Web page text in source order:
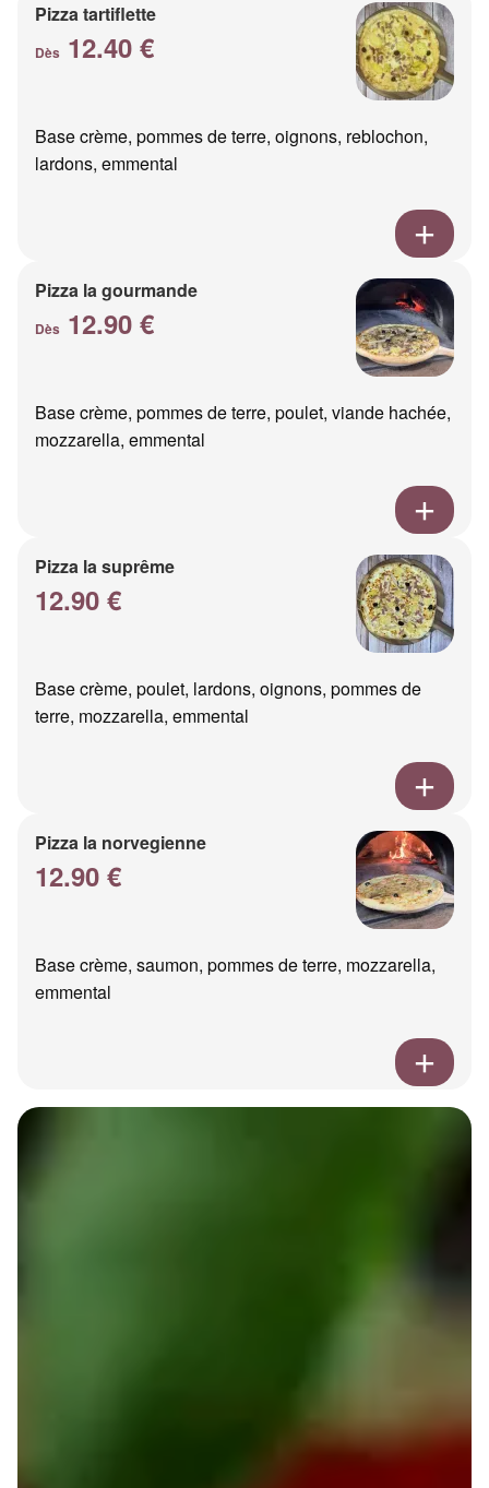
Pizza tartiflette
Dès 12.40 €
Base crème, pommes de terre, oignons, reblochon,
lardons, emmental
Pizza la gourmande
Dès 12.90 €
Base crème, pommes de terre, poulet, viande hachée,
mozzarella, emmental
Pizza la suprême
12.90 €
Base crème, poulet, lardons, oignons, pommes de
terre, mozzarella, emmental
Pizza la norvegienne
12.90 €
Base crème, saumon, pommes de terre, mozzarella,
emmental